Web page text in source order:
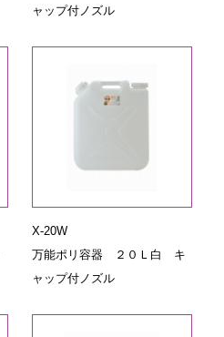
ャップ付ノズル
X-20W
万能ポリ容器 ２０Ｌ白 キ
ャップ付ノズル